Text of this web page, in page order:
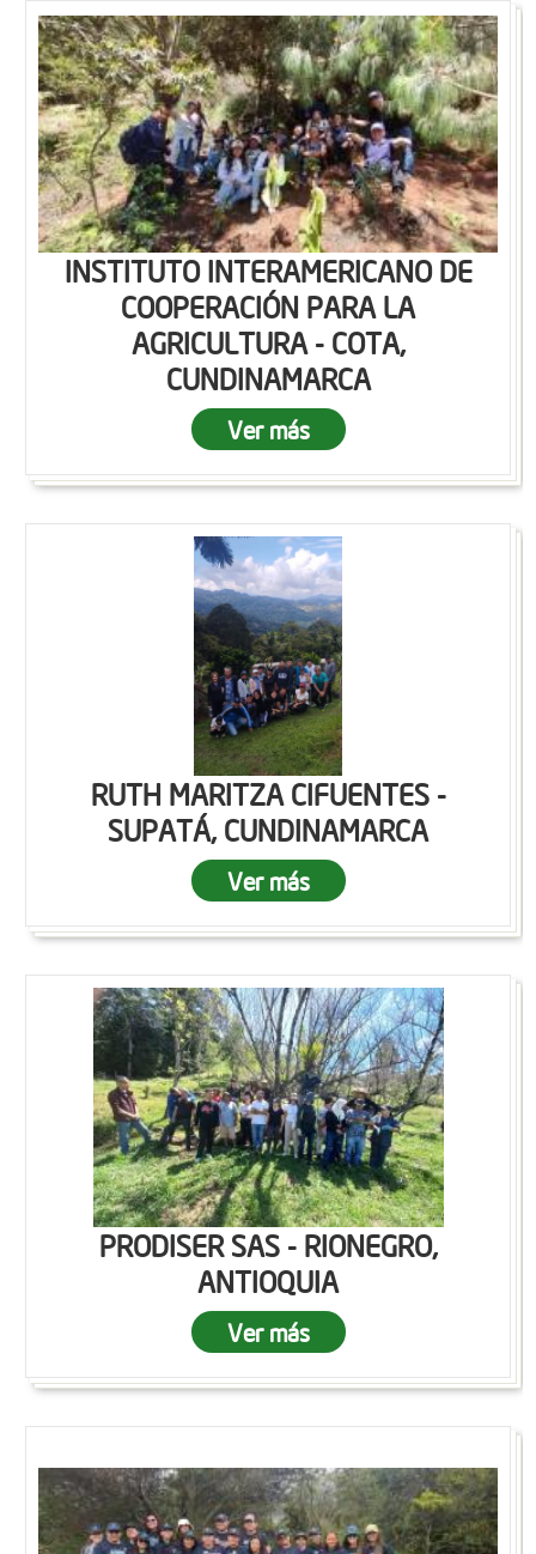
INSTITUTO INTERAMERICANO DE
COOPERACIÓN PARA LA
AGRICULTURA - COTA,
CUNDINAMARCA
Ver más
RUTH MARITZA CIFUENTES -
SUPATÁ, CUNDINAMARCA
Ver más
PRODISER SAS - RIONEGRO,
ANTIOQUIA
Ver más